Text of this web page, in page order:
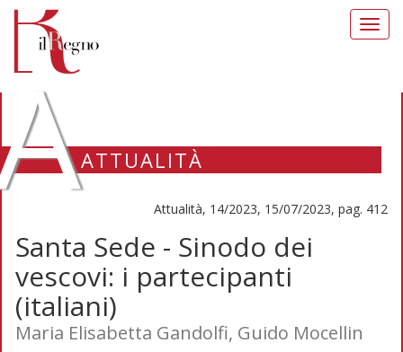
ATTUALITÀ
Attualità, 14/2023, 15/07/2023, pag. 412
Santa Sede - Sinodo dei
vescovi: i partecipanti
(italiani)
Maria Elisabetta Gandolfi, Guido Mocellin